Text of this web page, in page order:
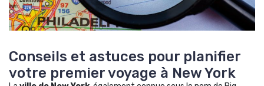
Conseils et astuces pour planifier
votre premier voyage à New York